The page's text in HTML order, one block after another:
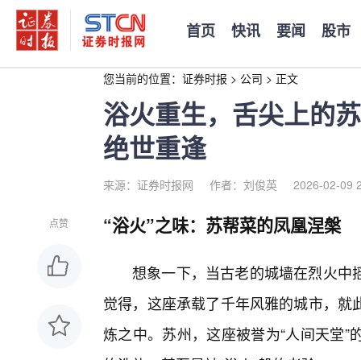
首页 快讯 要闻 股市
您当前的位置： 证券时报 > 公司 > 正文
浴火重生，舌尖上的
绝世重逢
来源：证券时报网 作者：刘俊英 2026-02-09
点赞 “浴火”之味：苏帮菜的凤凰涅槃
想象一下，当古老的城墙在烈火中
觉得，这座承载了千年风雅的城市，
炼之中。苏州，这座被誉为“人间天堂